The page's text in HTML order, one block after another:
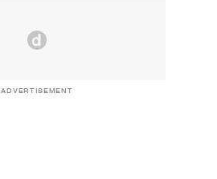
ADVERTISEMENT